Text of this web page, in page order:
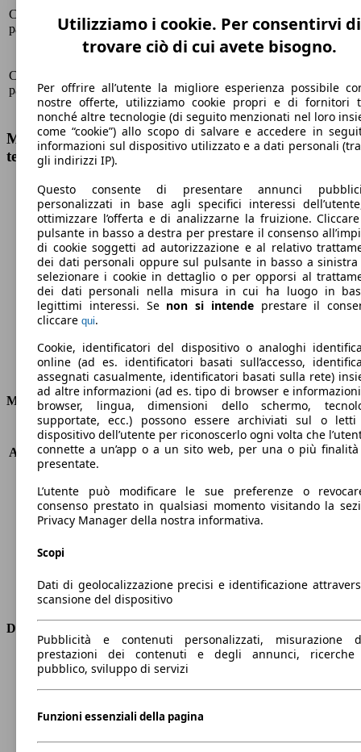
CX-60 3.3 m-hybrid boost Exclusive Line tetto
pan. Convenien
2022/07
(249
PS)
CX-60 3.3 m-hybrid boost Exclusive Line tetto
pan. Convenien
2022/07
(249
PS)
Mazda CX-60 3.3 m-hybrid boost Exclusive Line
tetto pan. Convenien Dati tecnici
212 km/h
Velocità massima
Elettrica/Diesel
Carburante
Motore e Prestazioni
KW (PS)
147 kW (200 PS)
Accelerazione (0-100 km/h) 8.4s
Velocità massima (km/h)
Numero di marce
8
Coppia
450 nm
Cilindrata
3283 ccm
Cilindri
Tipo di trazione
trazione posteriore
Dimensioni
Lunghezza
4740 mm
Passo
2870 mm
Utilizziamo i cookie. Per consentirvi di
trovare ciò di cui avete bisogno.
Per offrire all’utente la migliore esperienza possibile
nostre offerte, utilizziamo cookie propri e di fornitori
nonché altre tecnologie (di seguito menzionati nel loro
come “cookie”) allo scopo di salvare e accedere in
informazioni sul dispositivo utilizzato e a dati personali
gli indirizzi IP).
Questo consente di presentare annunci
personalizzati in base agli specifici interessi
ottimizzare l’offerta e di analizzarne la fruizione.
pulsante in basso a destra per prestare il consenso
di cookie soggetti ad autorizzazione e al relativo
dei dati personali oppure sul pulsante in basso a
selezionare i cookie in dettaglio o per opporsi al
dei dati personali nella misura in cui ha luogo in
legittimi interessi. Se non si intendeprestare il
cliccare qui.
Cookie, identificatori del dispositivo o analoghi
online (ad es. identificatori basati sull’accesso,
assegnati casualmente, identificatori basati sulla rete)
ad altre informazioni (ad es. tipo di browser e
browser, lingua, dimensioni dello schermo,
supportate, ecc.) possono essere archiviati sul o
dispositivo dell’utente per riconoscerlo ogni volta che
connette a un’app o a un sito web, per una o più
presentate.
L’utente può modificare le sue preferenze o
consenso prestato in qualsiasi momento visitando la
Privacy Manager della nostra informativa.
Scopi
Dati di geolocalizzazione precisi e identificazione
scansione del dispositivo
Pubblicità e contenuti personalizzati, misurazione
prestazioni dei contenuti e degli annunci,
pubblico, sviluppo di servizi
Funzioni essenziali della pagina